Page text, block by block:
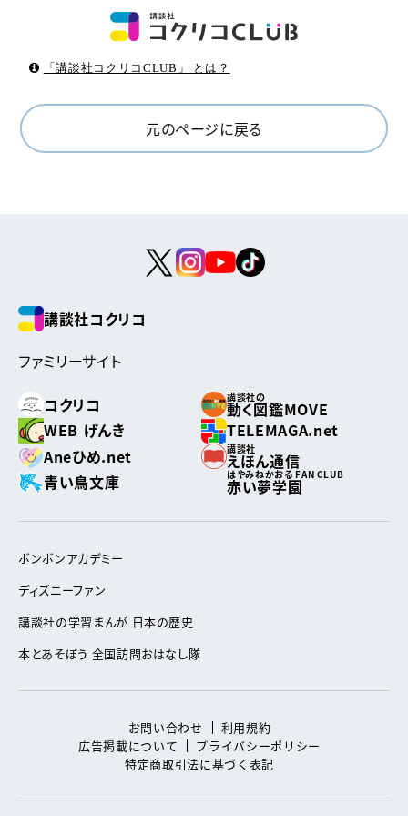
「講談社コクリコCLUB」 とは？
元のページに戻る
講談社コクリコ
ファミリーサイト
コクリコ
講談社の
動く図鑑MOVE
WEB げんき
TELEMAGA.net
Aneひめ.net
講談社
えほん通信
青い鳥文庫
はやみねかおる FAN CLUB
赤い夢学園
ボンボンアカデミー
ディズニーファン
講談社の学習まんが 日本の歴史
本とあそぼう 全国訪問おはなし隊
お問い合わせ
利用規約
広告掲載について
プライバシーポリシー
特定商取引法に基づく表記